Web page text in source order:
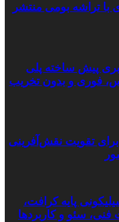
تراشه بومی منتشر
پیش ساخته پلی
فوری و بدون تخریب
تقویت نقش‌آفرینی
پایه کرافت،
سئو و کاربردها